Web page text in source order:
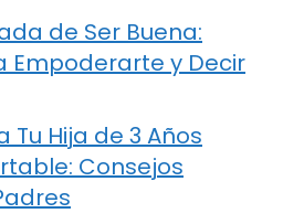
de Ser Buena:
Empoderarte y Decir
Hija de 3 Años
Consejos